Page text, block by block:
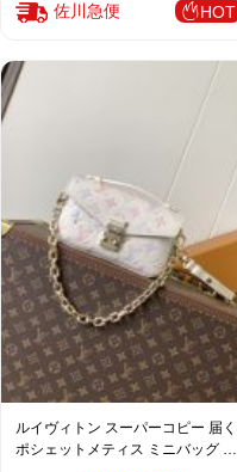
佐川急便 HOT
ルイヴィトン スーパーコピー 届く
ポシェットメティス ミニバッグ ホ